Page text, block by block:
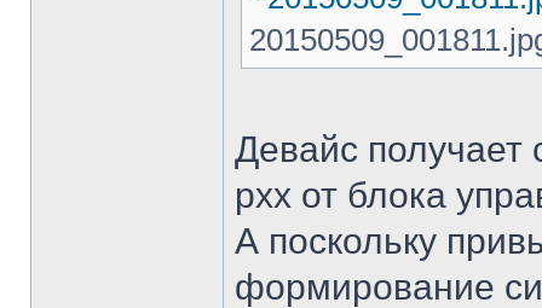
Девайс получает
рхх от блока
А поскольку
формирование